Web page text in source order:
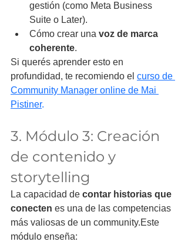
gestión (como Meta Business
Suite o Later).
Cómo crear una voz de marca
coherente.
Si querés aprender esto en
profundidad, te recomiendo el curso de
Community Manager online de Mai
Pistiner.
3. Módulo 3: Creación
de contenido y
storytelling
La capacidad de contar historias que
conecten es una de las competencias
más valiosas de un community.Este
módulo enseña: